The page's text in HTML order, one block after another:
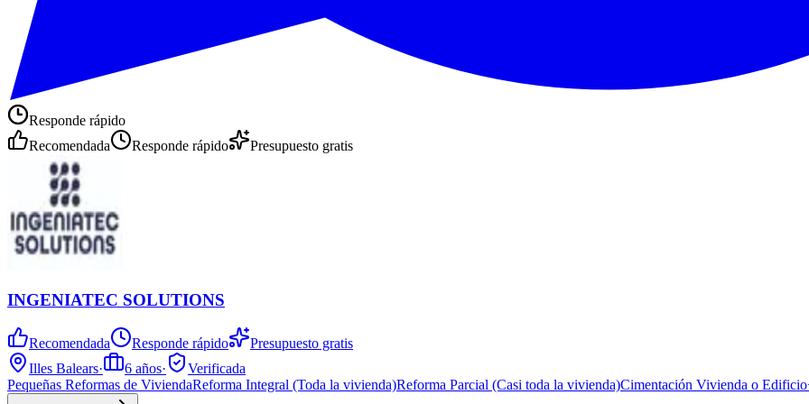
Responde rápido
Recomendada
Responde rápido Presupuesto gratis
INGENIATEC SOLUTIONS
Recomendada Responde rápido
Presupuesto gratis
Illes Balears· 6 años·
Verificada
Pequeñas Reformas de ViviendaReforma Integral (Toda la vivienda)Reforma Parcial (Casi toda la vivienda)Cimentación Vivienda o Edificio